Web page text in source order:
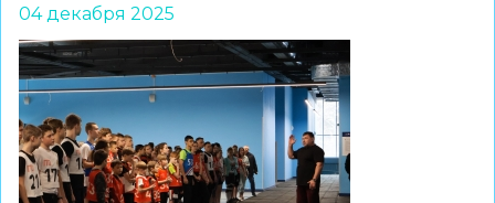
здоровья
04 декабря 2025